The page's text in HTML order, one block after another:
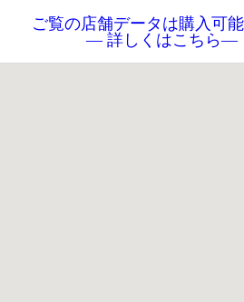
ご覧の店舗データは購入可能
― 詳しくはこちら―